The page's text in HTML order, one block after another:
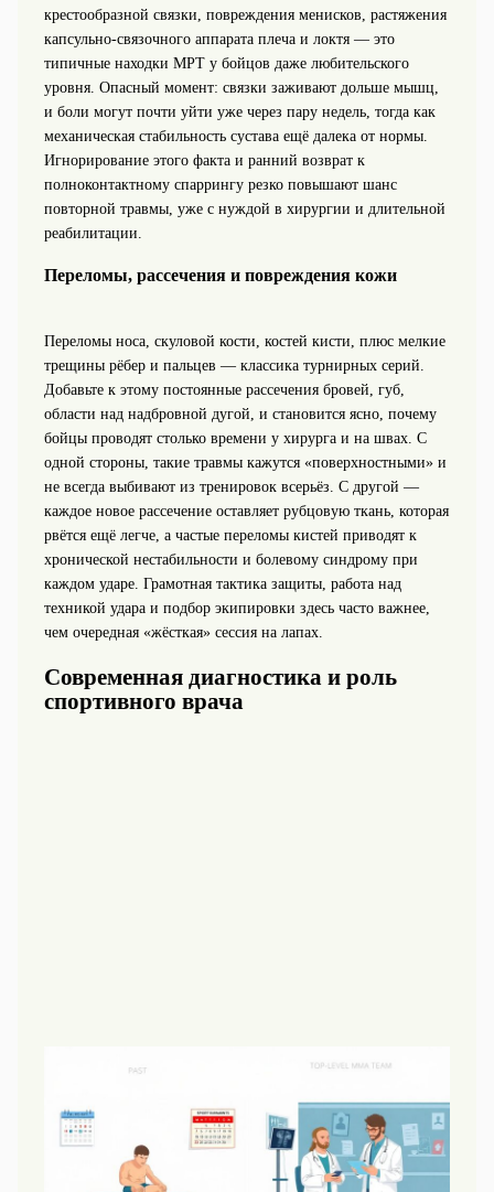
крестообразной связки, повреждения менисков, растяжения
капсульно‑связочного аппарата плеча и локтя — это
типичные находки МРТ у бойцов даже любительского
уровня. Опасный момент: связки заживают дольше мышц,
и боли могут почти уйти уже через пару недель, тогда как
механическая стабильность сустава ещё далека от нормы.
Игнорирование этого факта и ранний возврат к
полноконтактному спаррингу резко повышают шанс
повторной травмы, уже с нуждой в хирургии и длительной
реабилитации.
Переломы, рассечения и повреждения кожи
Переломы носа, скуловой кости, костей кисти, плюс мелкие
трещины рёбер и пальцев — классика турнирных серий.
Добавьте к этому постоянные рассечения бровей, губ,
области над надбровной дугой, и становится ясно, почему
бойцы проводят столько времени у хирурга и на швах. С
одной стороны, такие травмы кажутся «поверхностными» и
не всегда выбивают из тренировок всерьёз. С другой —
каждое новое рассечение оставляет рубцовую ткань, которая
рвётся ещё легче, а частые переломы кистей приводят к
хронической нестабильности и болевому синдрому при
каждом ударе. Грамотная тактика защиты, работа над
техникой удара и подбор экипировки здесь часто важнее,
чем очередная «жёсткая» сессия на лапах.
Современная диагностика и роль
спортивного врача